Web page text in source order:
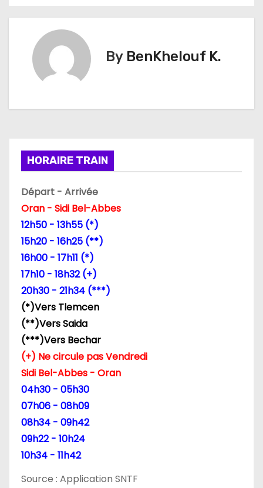
o
n
d
e
a
r
t
c
e
By BenKhelouf K.
HORAIRE TRAIN
Départ - Arrivée
Oran - Sidi Bel-Abbes
12h50 - 13h55 (*)
15h20 - 16h25 (**)
16h00 - 17h11 (*)
17h10 - 18h32 (+)
20h30 - 21h34 (***)
(*)Vers Tlemcen
(**)Vers Saida
(***)Vers Bechar
(+) Ne circule pas Vendredi
Sidi Bel-Abbes - Oran
04h30 - 05h30
07h06 - 08h09
08h34 - 09h42
09h22 - 10h24
10h34 - 11h42
Source : Application SNTF